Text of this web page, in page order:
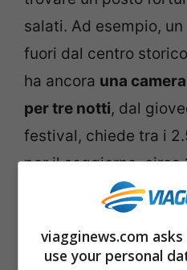
salati. Ad esempio,
fuori dal centro
ha ancora una
per tre notti, dal
festival, chiede tra i
per il soggiorno, circa
a coppia, 500 a testa,
dà la colazione. Fate
fanatici del Festival
viagginews.com
use your personal